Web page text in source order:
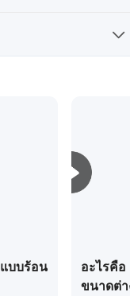
องการของคุณ
บบร้อน
อะไรคือ
ขนาดต่า